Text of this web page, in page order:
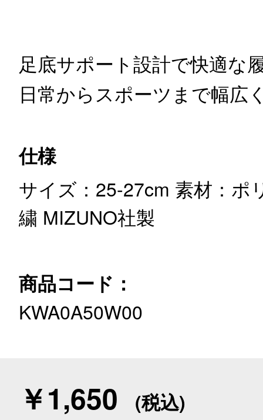
足底サポート設計で快適な
日常からスポーツまで幅広
仕様
サイズ：25-27cm 素材：ポ
繍 MIZUNO社製
商品コード：
KWA0A50W00
￥1,650